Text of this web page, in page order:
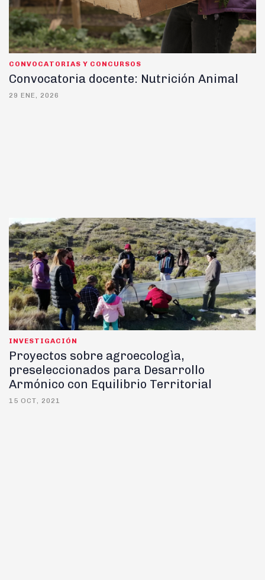
CONVOCATORIAS Y CONCURSOS
Convocatoria docente: Nutrición Animal
29 ENE, 2026
INVESTIGACIÓN
Proyectos sobre agroecologìa,
preseleccionados para Desarrollo
Armónico con Equilibrio Territorial
15 OCT, 2021